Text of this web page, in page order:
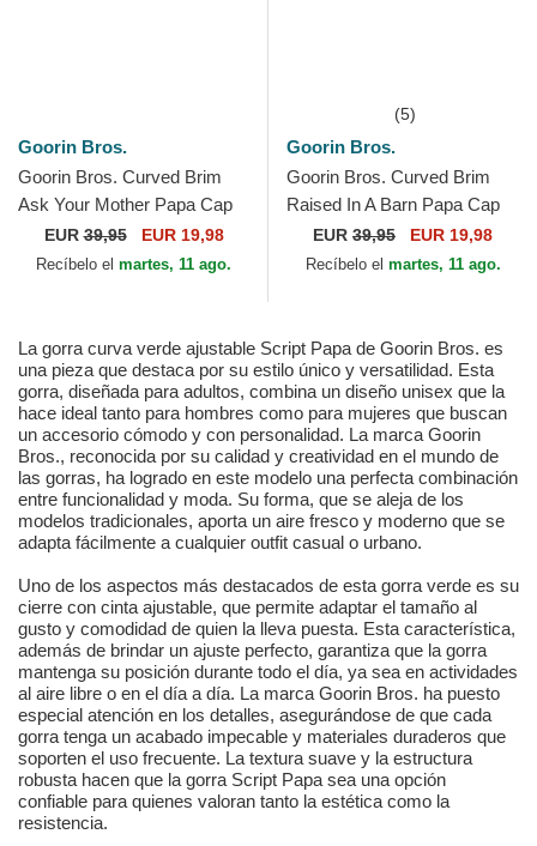
Goorin Bros.
Goorin Bros. Curved Brim
Ask Your Mother Papa Cap
Madras The Farm Brown
Snapback Cap
EUR39,95 EUR 19,98
Recíbelo el martes, 11 ago.
(5)
Goorin Bros.
Goorin Bros. Curved Brim
Raised In A Barn Papa Cap
Madras The Farm Navy Blue
and Red Snapback Cap
EUR 39,95 EUR 19,98
Recíbelo el martes, 11 ago.
La gorra curva verde ajustable Script Papa de Goorin Bros. es
una pieza que destaca por su estilo único y versatilidad. Esta
gorra, diseñada para adultos, combina un diseño unisex que la
hace ideal tanto para hombres como para mujeres que buscan
un accesorio cómodo y con personalidad. La marca Goorin
Bros., reconocida por su calidad y creatividad en el mundo de
las gorras, ha logrado en este modelo una perfecta combinación
entre funcionalidad y moda. Su forma, que se aleja de los
modelos tradicionales, aporta un aire fresco y moderno que se
adapta fácilmente a cualquier outfit casual o urbano.
Uno de los aspectos más destacados de esta gorra verde es su
cierre con cinta ajustable, que permite adaptar el tamaño al
gusto y comodidad de quien la lleva puesta. Esta característica,
además de brindar un ajuste perfecto, garantiza que la gorra
mantenga su posición durante todo el día, ya sea en actividades
al aire libre o en el día a día. La marca Goorin Bros. ha puesto
especial atención en los detalles, asegurándose de que cada
gorra tenga un acabado impecable y materiales duraderos que
soporten el uso frecuente. La textura suave y la estructura
robusta hacen que la gorra Script Papa sea una opción
confiable para quienes valoran tanto la estética como la
resistencia.